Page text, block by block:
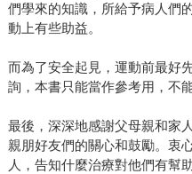
們學來的知識，所給予病人們
動上有些助益。
而為了安全起見，運動前最好
詢，本書只能當作參考用，不
最後，深深地感謝父母親和家
親朋好友們的關心和鼓勵。衷
人，告知什麼治療對他們有幫